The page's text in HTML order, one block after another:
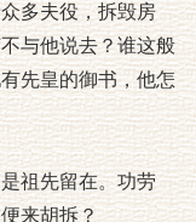
多夫役，拆毁房
与他说去？谁这般
先皇的御书，他怎
祖先留在。功劳
来胡拆？